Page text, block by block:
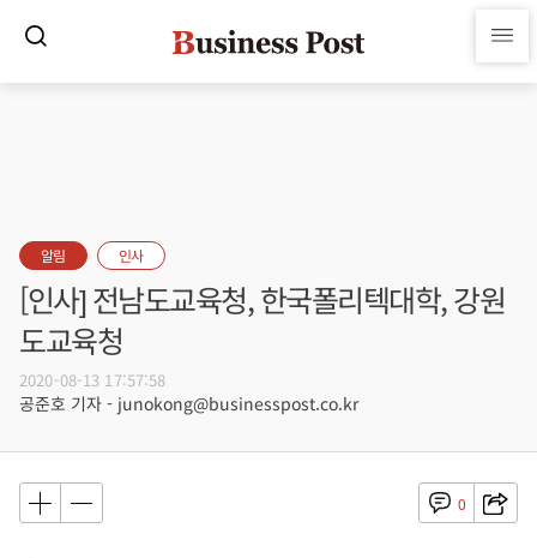
알림 인사
[인사] 전남도교육청, 한국폴리텍대학, 강원
도교육청
2020-08-13 17:57:58
공준호 기자 - junokong@businesspost.co.kr
0